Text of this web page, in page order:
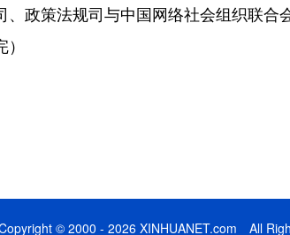
策法规司与中国网络社会组织联合
© 2000 - 2026 XINHUANET.com All